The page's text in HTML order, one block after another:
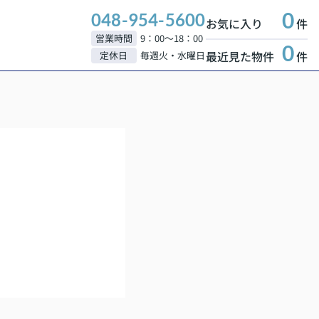
048-954-5600
営業時間
9：00～18：00
定休日
毎週火・水曜日
お気に入り 0件
最近見た物件 0件